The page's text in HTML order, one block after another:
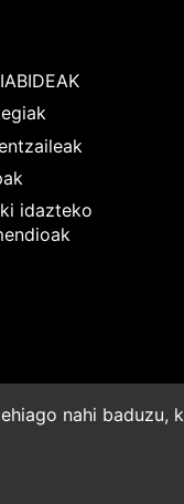
idazteko
nahi baduzu,